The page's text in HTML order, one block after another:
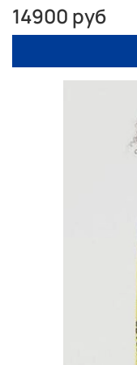
Преимущества
• хорошо выводит
• регулирует
одновременно,
• эластичная
Бельё
эксплуатации во
• обеспечивает
(остаётся сухим и
• сохраняет
предотвращает
Трехмерное
смягчения
14900 руб